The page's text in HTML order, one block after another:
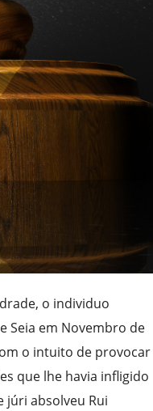
o individuo
Seia em Novembro de
o intuito de provocar
que lhe havia infligido
júri absolveu Rui